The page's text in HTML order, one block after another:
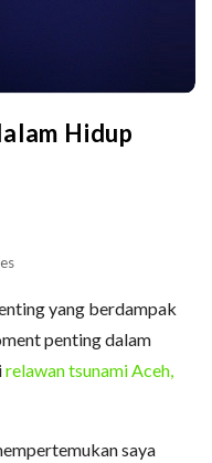
Hidup
yang berdampak
penting dalam
relawan tsunami Aceh,
saya